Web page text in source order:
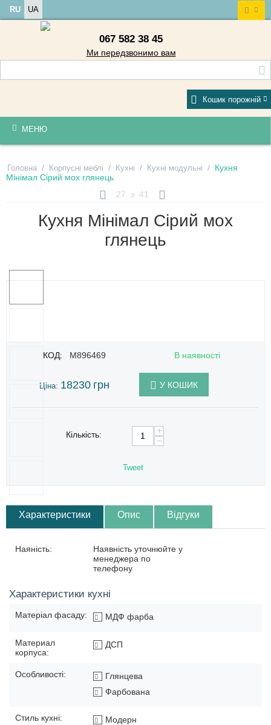
RU UA
067 582 38 45
Ми передзвонимо вам
Кошик порожній
МЕНЮ
Головна / Корпусні меблі / Кухні / Кухні модульні / Кухня
Мінімал Сірий мох глянець
27
з 41
Кухня Мінімал Сірий мох
глянець
КОД: M896469 В наявності
Ціна: 18230 грн У КОШИК
Кількість:
+
−
Tweet
Характеристики Опис Відгуки
Наяність:
Наявність уточнюйте у
менеджера по
телефону
Характеристики кухні
Матеріал фасаду: МДФ фарба
Материал
корпуса:
ДСП
Особливості:
Глянцева
Фарбована
Стиль кухні: Модерн